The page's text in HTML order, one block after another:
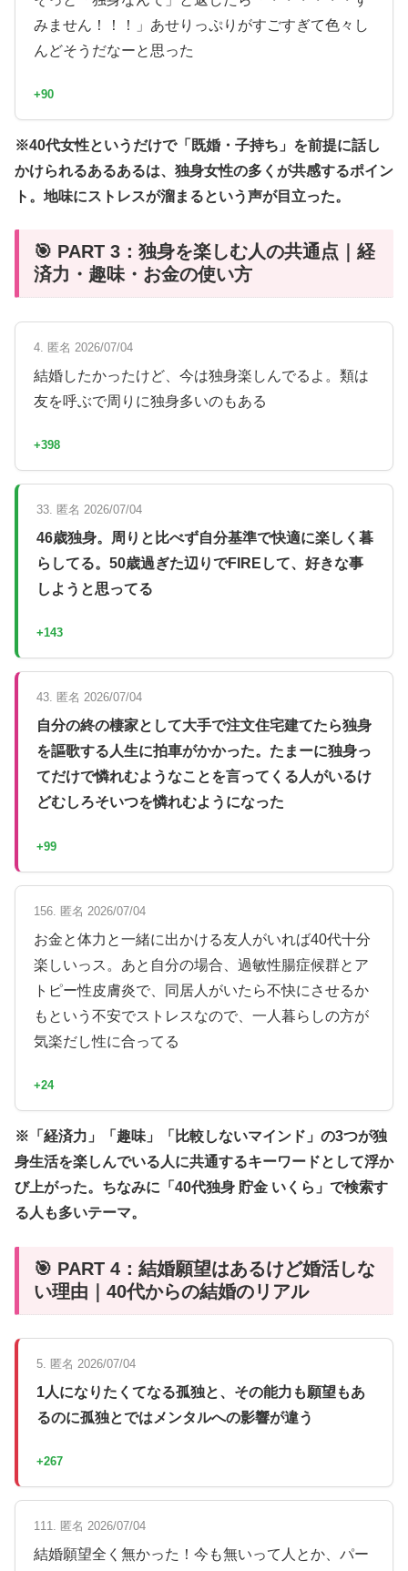
みません！！！」あせりっぷりがすごすぎて色々し
んどそうだなーと思った
+90
※40代女性というだけで「既婚・子持ち」を前提に話し
かけられるあるあるは、独身女性の多くが共感するポイン
ト。地味にストレスが溜まるという声が目立った。
🎯 PART 3：独身を楽しむ人の共通点｜経
済力・趣味・お金の使い方
4. 匿名 2026/07/04
結婚したかったけど、今は独身楽しんでるよ。類は
友を呼ぶで周りに独身多いのもある
+398
33. 匿名 2026/07/04
46歳独身。周りと比べず自分基準で快適に楽しく暮
らしてる。50歳過ぎた辺りでFIREして、好きな事
しようと思ってる
+143
43. 匿名 2026/07/04
自分の終の棲家として大手で注文住宅建てたら独身
を謳歌する人生に拍車がかかった。たまーに独身っ
てだけで憐れむようなことを言ってくる人がいるけ
どむしろそいつを憐れむようになった
+99
156. 匿名 2026/07/04
お金と体力と一緒に出かける友人がいれば40代十分
楽しいっス。あと自分の場合、過敏性腸症候群とア
トピー性皮膚炎で、同居人がいたら不快にさせるか
もという不安でストレスなので、一人暮らしの方が
気楽だし性に合ってる
+24
※「経済力」「趣味」「比較しないマインド」の3つが独
身生活を楽しんでいる人に共通するキーワードとして浮か
び上がった。ちなみに「40代独身 貯金 いくら」で検索す
る人も多いテーマ。
🎯 PART 4：結婚願望はあるけど婚活しな
い理由｜40代からの結婚のリアル
5. 匿名 2026/07/04
1人になりたくてなる孤独と、その能力も願望もあ
るのに孤独とではメンタルへの影響が違う
+267
111. 匿名 2026/07/04
結婚願望全く無かった！今も無いって人とか、パー